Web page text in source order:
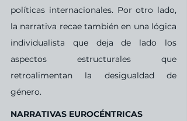
políticas internacionales. Por otro lado,
la narrativa recae también en una lógica
individualista que deja de lado los
aspectos estructurales que
retroalimentan la desigualdad de
género.
NARRATIVAS EUROCÉNTRICAS